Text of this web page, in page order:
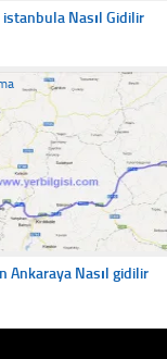
Nasıl Gidilir
Ankaraya Nasıl gidilir